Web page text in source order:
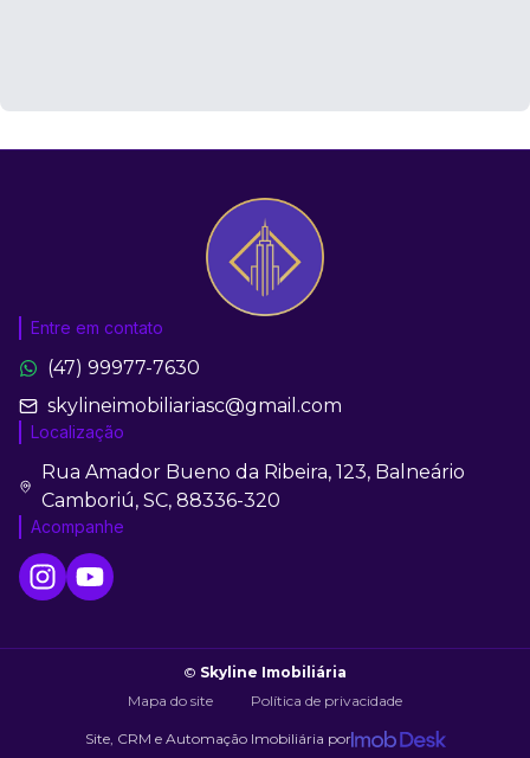
Entre em contato
(47) 99977-7630
skylineimobiliariasc@gmail.com
Localização
Rua Amador Bueno da Ribeira, 123, Balneário
Camboriú, SC, 88336-320
Acompanhe
© Skyline Imobiliária
Mapa do site
Política de privacidade
Site, CRM e Automação Imobiliária por